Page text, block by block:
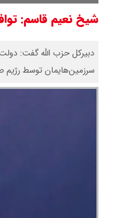
شیخ نعیم قاسم:
دبیرکل حزب الله گفت:
سرزمین‌هایمان توسط